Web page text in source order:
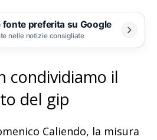
preferita su Google
nelle notizie consigliate
condividiamo il
del gip
Caliendo, la misura